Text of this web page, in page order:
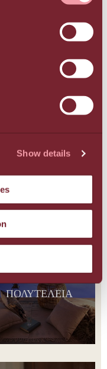
Show details
ΠΟΛΥΤΈΛΕΙΑ